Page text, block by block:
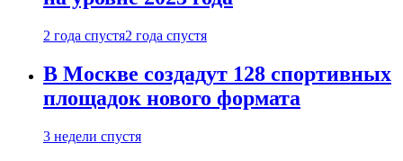
2 года спустя2 года спустя
В Москве создадут 128 спортивных
площадок нового формата
3 недели спустя